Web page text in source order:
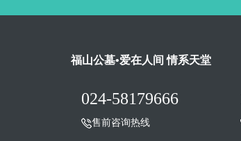
福山公墓•爱在人间 情系天堂
024-58179666
售前咨询热线